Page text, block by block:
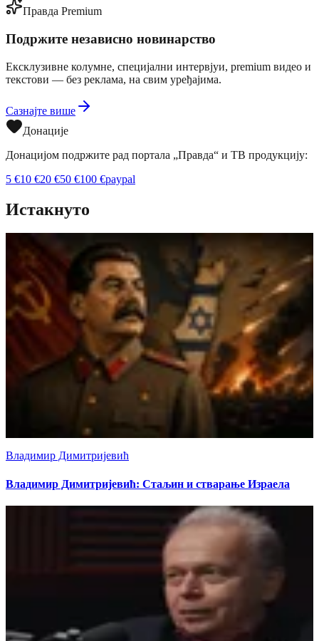
Правда Premium
Подржите независно новинарство
Ексклузивне колумне, специјални интервјуи, premium видео и
текстови — без реклама, на свим уређајима.
Сазнајте више
Донације
Донацијом подржите рад портала „Правда“ и ТВ продукцију:
5 €10 €20 €50 €100 €paypal
Истакнуто
Владимир Димитријевић
Владимир Димитријевић: Стаљин и стварање Израела